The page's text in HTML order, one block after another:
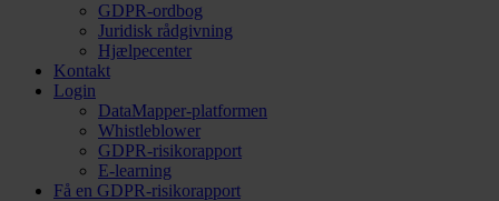
GDPR-ordbog
Juridisk rådgivning
Hjælpecenter
Kontakt
Login
DataMapper-platformen
Whistleblower
GDPR-risikorapport
E-learning
Få en GDPR-risikorapport